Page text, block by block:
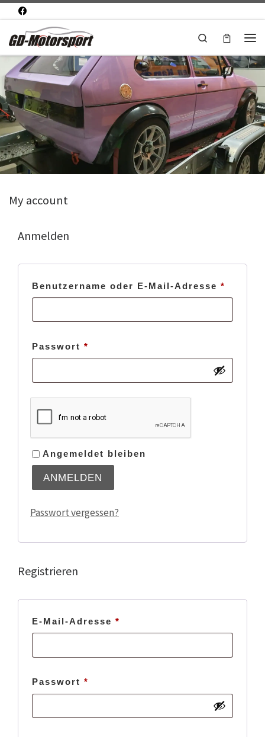
Zum Inhalt springen
Search
My account
Anmelden
Benutzername oder E-Mail-Adresse *
Passwort *
Angemeldet bleiben
ANMELDEN
Passwort vergessen?
Registrieren
E-Mail-Adresse *
Passwort *